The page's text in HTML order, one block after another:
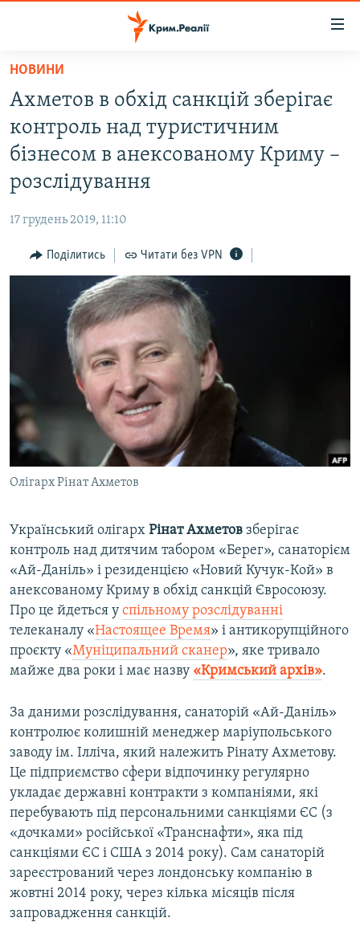
Перейти
основного
матеріалу
Перейти
до
основної
Перейти
пошуку
ВІДЕО ТА ФОТО
ПОЛІТИКА
ПОГЛЯД
ІНТЕРВ'Ю
ВСЕ ЗА ДЕНЬ
СПЕЦПРОЕКТИ
ДЕПОРТАЦІЯ
ВІДЕОУРОКИ «ELIFBE»
СВІДЧЕННЯ ОКУПАЦІЇ
УКРАЇНСЬКА ПРОБЛЕМА КРИМУ
ІНФОГРАФІКА
ЯК ОБІЙТИ БЛОКУВАННЯ
Русский
Qırımtatar
ДОЛУЧАЙСЯ!
Усі сайти RFE/RL
НОВИНИ
Ахметов в обхід санкцій зберігає
контроль над туристичним
бізнесом в анексованому Криму –
розслідування
17 грудень 2019, 11:10
Поділитись Читати без VPN
Олігарх Рінат Ахметов
Український олігарх Рінат Ахметов зберігає
контроль над дитячим табором «Берег», санаторієм
«Ай-Даніль» і резиденцією «Новий Кучук-Кой» в
анексованому Криму в обхід санкцій Євросоюзу.
Про це йдеться у спільному розслідуванні
телеканалу «Настоящее Время» і антикорупційного
проєкту «Муніципальний сканер», яке тривало
майже два роки і має назву «Кримський архів».
За даними розслідування, санаторій «Ай-Даніль»
контролює колишній менеджер маріупольського
заводу ім. Ілліча, який належить Рінату Ахметову.
Це підприємство сфери відпочинку регулярно
укладає державні контракти з компаніями, які
перебувають під персональними санкціями ЄС (з
«дочками» російської «Транснафти», яка під
санкціями ЄС і США з 2014 року). Сам санаторій
зареєстрований через лондонську компанію в
жовтні 2014 року, через кілька місяців після
запровадження санкцій.